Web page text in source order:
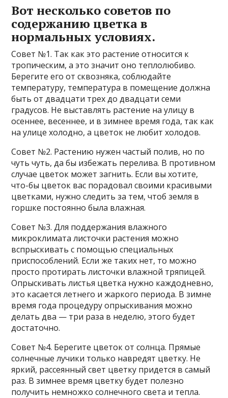
Вот несколько советов по
содержанию цветка в
нормальных условиях.
Совет №1. Так как это растение относится к
тропическим, а это значит оно теплолюбиво.
Берегите его от сквозняка, соблюдайте
температуру, температура в помещение должна
быть от двадцати трех до двадцати семи
градусов. Не выставлять растение на улицу в
осеннее, весеннее, и в зимнее время года, так как
на улице холодно, а цветок не любит холодов.
Совет №2. Растению нужен частый полив, но по
чуть чуть, да бы избежать перелива. В противном
случае цветок может загнить. Если вы хотите,
что-бы цветок вас порадовал своими красивыми
цветками, нужно следить за тем, чтоб земля в
горшке постоянно была влажная.
Совет №3. Для поддержания влажного
микроклимата листочки растения можно
вспрыскивать с помощью специальных
приспособлений. Если же таких нет, то можно
просто протирать листочки влажной тряпицей.
Опрыскивать листья цветка нужно каждодневно,
это касается летнего и жаркого периода. В зимне
время года процедуру опрыскивания можно
делать два — три раза в неделю, этого будет
достаточно.
Совет №4. Берегите цветок от солнца. Прямые
солнечные лучики только навредят цветку. Не
яркий, рассеянный свет цветку придется в самый
раз. В зимнее время цветку будет полезно
получить немножко солнечного света и тепла.